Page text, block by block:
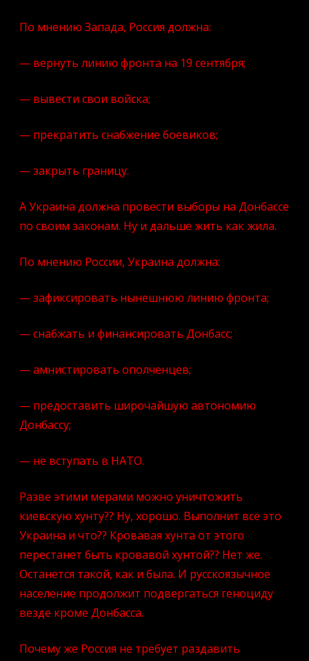
По мнению Запада, Россия должна:
— вернуть линию фронта на 19 сентября;
— вывести свои войска;
— прекратить снабжение боевиков;
— закрыть границу.
А Украина должна провести выборы на Донбассе
по своим законам. Ну и дальше жить как жила.
По мнению России, Украина должна:
— зафиксировать нынешнюю линию фронта;
— снабжать и финансировать Донбасс;
— амнистировать ополченцев;
— предоставить широчайшую автономию
Донбассу;
— не вступать в НАТО.
Разве этими мерами можно уничтожить
киевскую хунту?? Ну, хорошо. Выполнит всё это
Украина и что?? Кровавая хунта от этого
перестанет быть кровавой хунтой?? Нет же.
Останется такой, как и была. И русскоязычное
население продолжит подвергаться геноциду
везде кроме Донбасса.
Почему же Россия не требует раздавить